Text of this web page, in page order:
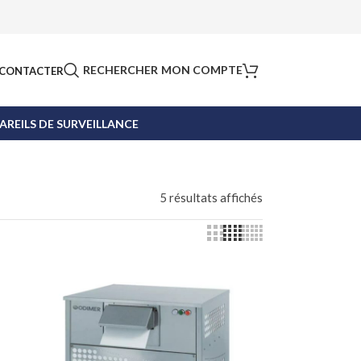
RECHERCHER MON COMPTE
DE SURVEILLANCE
5 résultats affichés